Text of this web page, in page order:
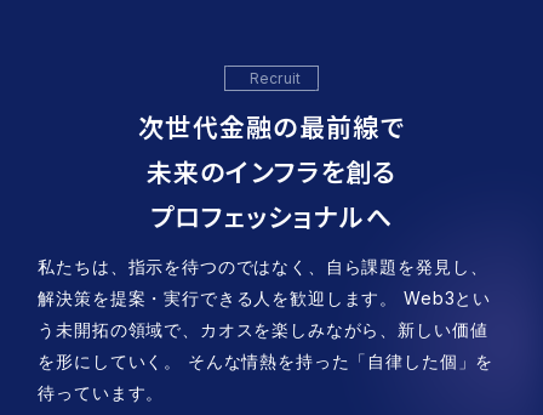
Recruit
次世代金融の最前線で
未来のインフラを創る
プロフェッショナルへ
私たちは、指示を待つのではなく、自ら課題を発見し、
解決策を提案・実行できる人を歓迎します。 Web3とい
う未開拓の領域で、カオスを楽しみながら、新しい価値
を形にしていく。 そんな情熱を持った「自律した個」を
待っています。